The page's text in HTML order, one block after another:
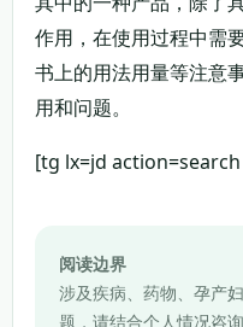
作用，在使用过程中需
书上的用法用量等注意
用和问题。
[tg lx=jd
阅读边界
涉及疾病、药物、孕产
题，请结合个人情况咨